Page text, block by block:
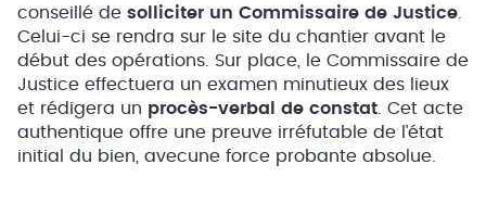
conseillé de solliciter un Commissaire de Justice.
Celui-ci se rendra sur le site du chantier avant le
début des opérations. Sur place, le Commissaire de
Justice effectuera un examen minutieux des lieux
et rédigera un procès-verbal de constat. Cet acte
authentique offre une preuve irréfutable de l’état
initial du bien, avecune force probante absolue.